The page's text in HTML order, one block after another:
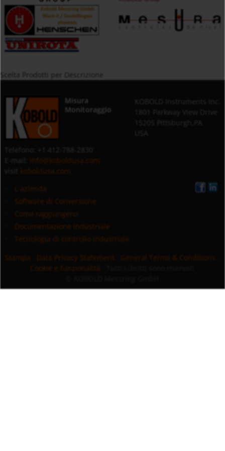
Misura
Monitoraggio
info@koboldusa.com
koboldusa.com
L`azienda
Software di Conversione
Come raggiungerci
Documentazione industriale
Tecnologia di controllo industriale
Stampa
Data Privacy Statement General Terms & Conditions
Cookie e funzionalità